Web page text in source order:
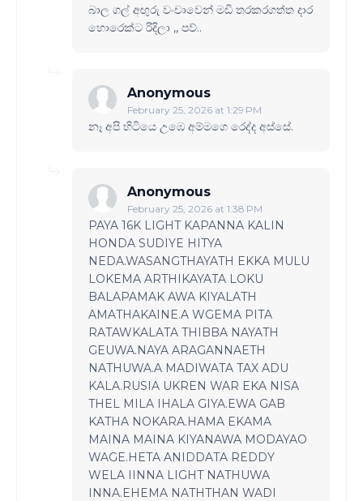
බාල ගල් අඟුරු වංචාවෙන් මඩි තරකරගත්ත දාර
හොරෙක්ට රිදිලා ,, පව්..
Anonymous
February 25, 2026 at 1:29 PM
නෑ අපි හිටියෙ උඹෙ අම්මගෙ රෙද්ද අස්සේ.
Anonymous
February 25, 2026 at 1:38 PM
PAYA 16K LIGHT KAPANNA KALIN
HONDA SUDIYE HITYA
NEDA.WASANGTHAYATH EKKA MULU
LOKEMA ARTHIKAYATA LOKU
BALAPAMAK AWA KIYALATH
AMATHAKAINE.A WGEMA PITA
RATAWKALATA THIBBA NAYATH
GEUWA.NAYA ARAGANNAETH
NATHUWA.A MADIWATA TAX ADU
KALA.RUSIA UKREN WAR EKA NISA
THEL MILA IHALA GIYA.EWA GAB
KATHA NOKARA.HAMA EKAMA
MAINA MAINA KIYANAWA MODAYAO
WAGE.HETA ANIDDATA REDDY
WELA IINNA LIGHT NATHUWA
INNA.EHEMA NATHTHAN WADI